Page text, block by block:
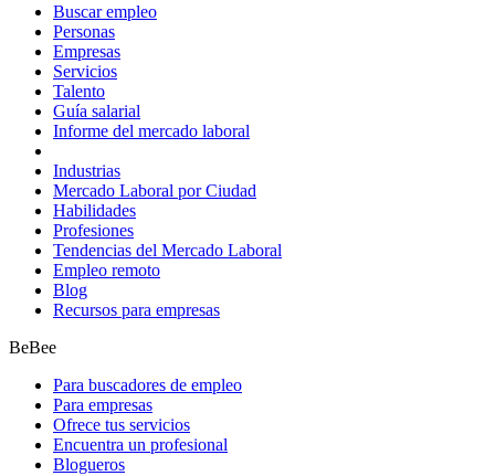
Buscar empleo
Personas
Empresas
Servicios
Talento
Guía salarial
Informe del mercado laboral
Industrias
Mercado Laboral por Ciudad
Habilidades
Profesiones
Tendencias del Mercado Laboral
Empleo remoto
Blog
Recursos para empresas
BeBee
Para buscadores de empleo
Para empresas
Ofrece tus servicios
Encuentra un profesional
Blogueros